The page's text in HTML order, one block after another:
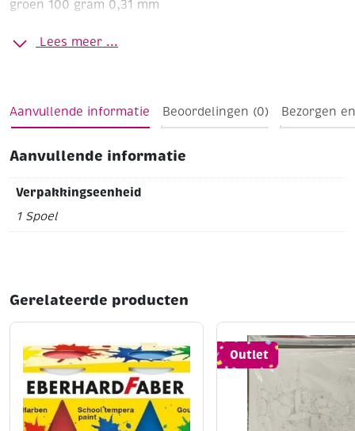
groen 100 gram 0,31 mm
Lees meer ...
Aanvullende informatie Beoordelingen (0) Bezorgen
Aanvullende informatie
Verpakkingseenheid
1 Spoel
Gerelateerde producten
Outlet